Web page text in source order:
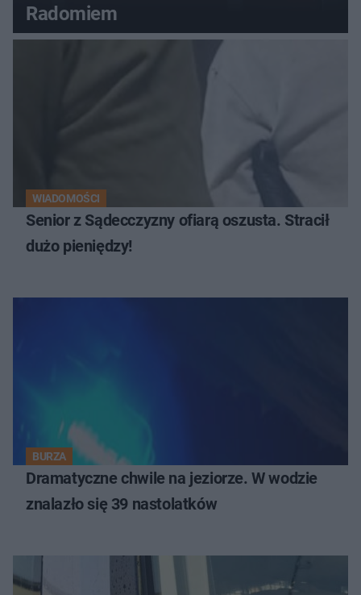
Radomiem
WIADOMOŚCI
Senior z Sądecczyzny ofiarą oszusta. Stracił
dużo pieniędzy!
BURZA
Dramatyczne chwile na jeziorze. W wodzie
znalazło się 39 nastolatków